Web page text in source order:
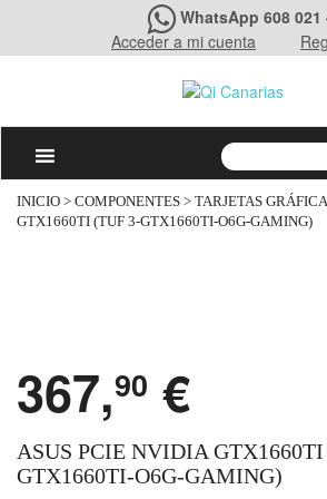
WhatsApp 608 021
Acceder a mi cuenta
INICIO > COMPONENTES > TARJETAS
GTX1660TI (TUF 3-GTX1660TI-O6G-GAMING)
367,90 €
ASUS PCIE NVIDIA
GTX1660TI-O6G-GAMING)